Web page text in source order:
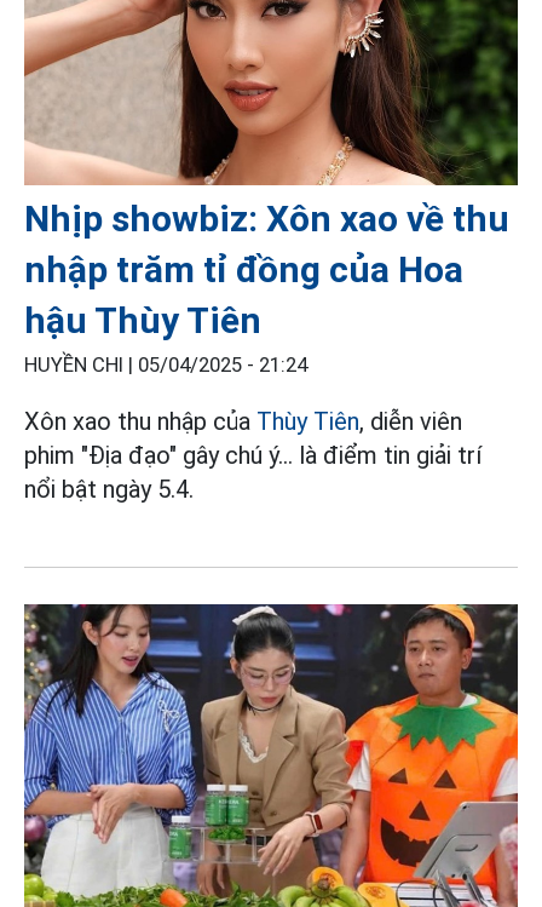
Nhịp showbiz: Xôn xao về thu
nhập trăm tỉ đồng của Hoa
hậu Thùy Tiên
HUYỀN CHI | 05/04/2025 - 21:24
Xôn xao thu nhập của Thùy Tiên, diễn viên
phim "Địa đạo" gây chú ý... là điểm tin giải trí
nổi bật ngày 5.4.